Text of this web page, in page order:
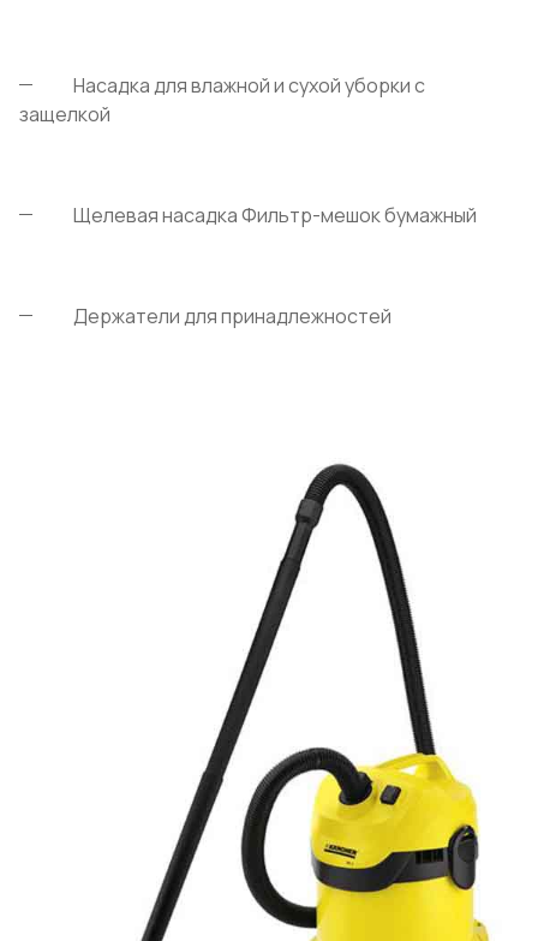
Насадка для влажной и сухой уборки с
защелкой
Щелевая насадка Фильтр-мешок бумажный
Держатели для принадлежностей